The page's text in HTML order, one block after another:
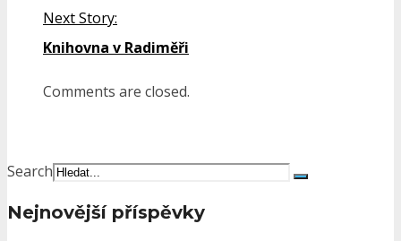
Next Story:
Knihovna v Radiměři
Comments are closed.
Search
Nejnovější příspěvky